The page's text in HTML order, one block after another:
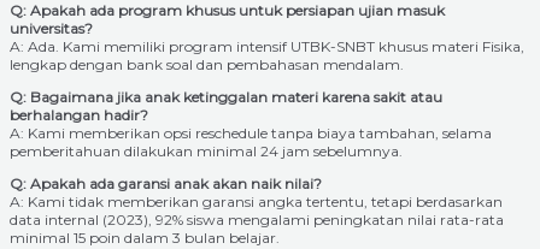
Q: Apakah ada program khusus untuk persiapan ujian masuk
universitas?
A: Ada. Kami memiliki program intensif UTBK-SNBT khusus materi Fisika,
lengkap dengan bank soal dan pembahasan mendalam.
Q: Bagaimana jika anak ketinggalan materi karena sakit atau
berhalangan hadir?
A: Kami memberikan opsi reschedule tanpa biaya tambahan, selama
pemberitahuan dilakukan minimal 24 jam sebelumnya.
Q: Apakah ada garansi anak akan naik nilai?
A: Kami tidak memberikan garansi angka tertentu, tetapi berdasarkan
data internal (2023), 92% siswa mengalami peningkatan nilai rata-rata
minimal 15 poin dalam 3 bulan belajar.